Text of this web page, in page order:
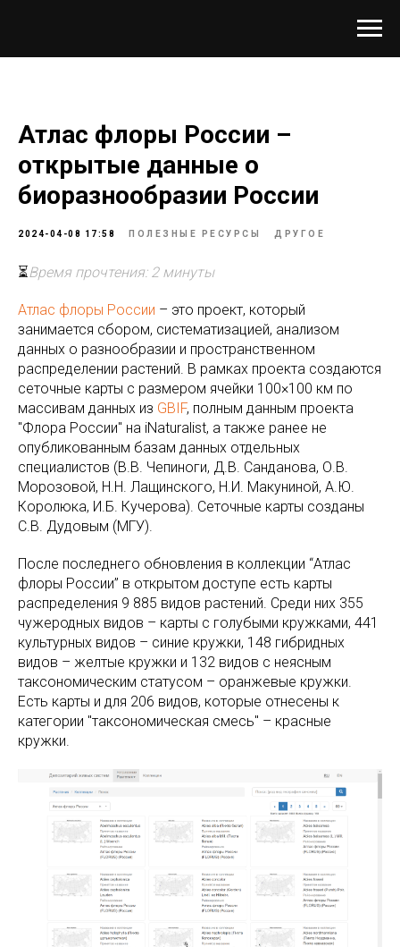
Атлас флоры России –
открытые данные о
биоразнообразии России
2024-04-08 17:58 ПОЛЕЗНЫЕ РЕСУРСЫ ДРУГОЕ
⏳Время прочтения: 2 минуты
Атлас флоры России – это проект, который
занимается сбором, систематизацией, анализом
данных о разнообразии и пространственном
распределении растений. В рамках проекта создаются
сеточные карты с размером ячейки 100×100 км по
массивам данных из GBIF, полным данным проекта
"Флора России" на iNaturalist, а также ранее не
опубликованным базам данных отдельных
специалистов (В.В. Чепиноги, Д.В. Санданова, О.В.
Морозовой, Н.Н. Лащинского, Н.И. Макуниной, А.Ю.
Королюка, И.Б. Кучерова). Сеточные карты созданы
С.В. Дудовым (МГУ).
После последнего обновления в коллекции “Атлас
флоры России” в открытом доступе есть карты
распределения 9 885 видов растений. Среди них 355
чужеродных видов – карты с голубыми кружками, 441
культурных видов – синие кружки, 148 гибридных
видов – желтые кружки и 132 видов с неясным
таксономическим статусом – оранжевые кружки.
Есть карты и для 206 видов, которые отнесены к
категории "таксономическая смесь" – красные
кружки.